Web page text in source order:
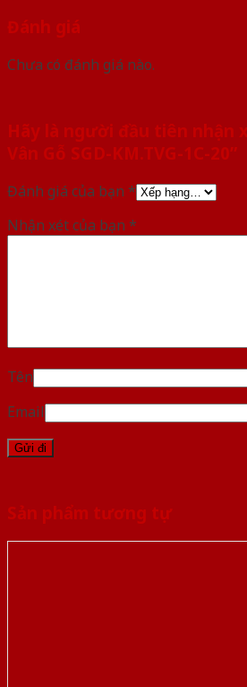
Đánh giá
Chưa có đánh giá nào.
Hãy là người đầu tiên nhận
Vân Gỗ SGD-KM.TVG-1C-20”
Đánh giá của bạn *
Nhận xét của bạn *
Tên
Email
Sản phẩm tương tự